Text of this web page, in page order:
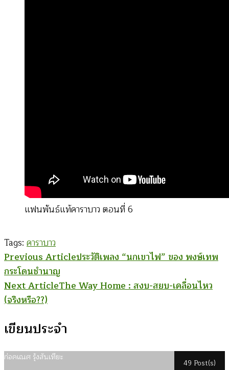
แฟนพันธ์แท้คาราบาว ตอนที่ 6
Tags: คาราบาว
Post
Navigation
Previous Articleประวัติเพลง “นกเขาไฟ” ของ พงษ์เทพ
กระโดนชำนาญ
Next ArticleThe Way Home : สงบ-สยบ-เคลื่อนไหว
(จริงหรือ??)
เขียนประจำ
ก่อคเณศ รุ้งสันเทียะ
49 Post(s)